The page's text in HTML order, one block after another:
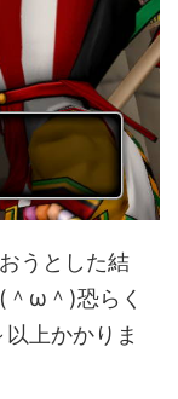
うとした結
＾ω＾)恐らく
上かかりま